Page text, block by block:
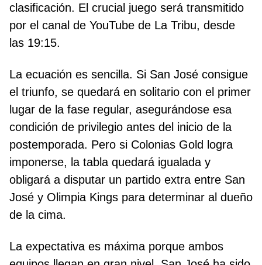
clasificación. El crucial juego será transmitido
por el canal de YouTube de La Tribu, desde
las 19:15.
La ecuación es sencilla. Si San José consigue
el triunfo, se quedará en solitario con el primer
lugar de la fase regular, asegurándose esa
condición de privilegio antes del inicio de la
postemporada. Pero si Colonias Gold logra
imponerse, la tabla quedará igualada y
obligará a disputar un partido extra entre San
José y Olimpia Kings para determinar al dueño
de la cima.
La expectativa es máxima porque ambos